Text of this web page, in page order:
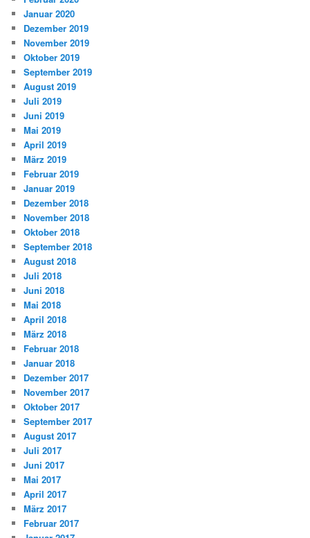
Januar 2020
Dezember 2019
November 2019
Oktober 2019
September 2019
August 2019
Juli 2019
Juni 2019
Mai 2019
April 2019
März 2019
Februar 2019
Januar 2019
Dezember 2018
November 2018
Oktober 2018
September 2018
August 2018
Juli 2018
Juni 2018
Mai 2018
April 2018
März 2018
Februar 2018
Januar 2018
Dezember 2017
November 2017
Oktober 2017
September 2017
August 2017
Juli 2017
Juni 2017
Mai 2017
April 2017
März 2017
Februar 2017